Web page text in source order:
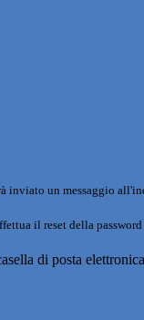
inviato un messaggio
il reset della
di posta